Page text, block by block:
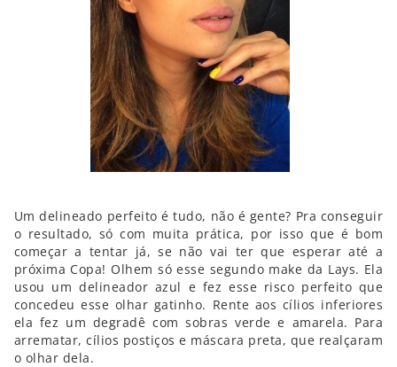
Um delineado perfeito é tudo, não é gente? Pra conseguir
o resultado, só com muita prática, por isso que é bom
começar a tentar já, se não vai ter que esperar até a
próxima Copa! Olhem só esse segundo make da Lays. Ela
usou um delineador azul e fez esse risco perfeito que
concedeu esse olhar gatinho. Rente aos cílios inferiores
ela fez um degradê com sobras verde e amarela. Para
arrematar, cílios postiços e máscara preta, que realçaram
o olhar dela.